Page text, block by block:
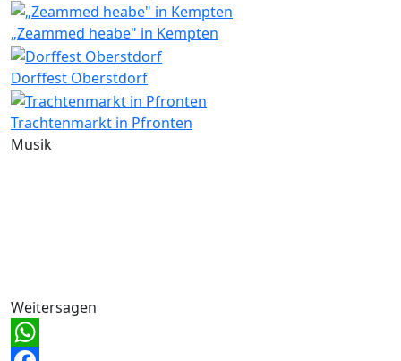
„Zeammed heabe" in Kempten
Dorffest Oberstdorf
Trachtenmarkt in Pfronten
Musik
Weitersagen